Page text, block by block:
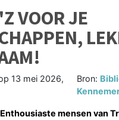
VOOR JE
13 mei 2026,
Bron:
Enthousiaste mensen van